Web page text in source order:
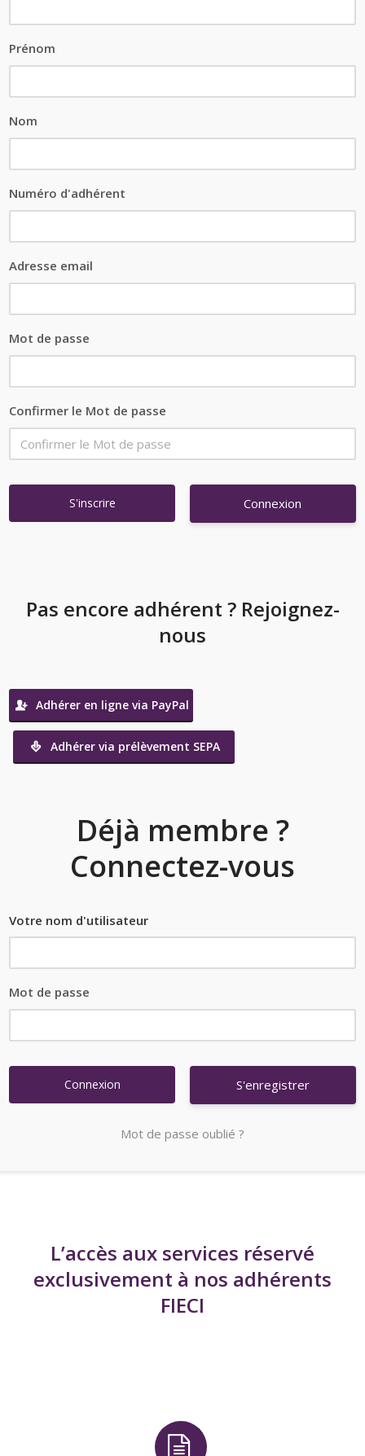
Prénom
Nom
Numéro d'adhérent
Adresse email
Mot de passe
Confirmer le Mot de passe
Connexion
Pas encore adhérent ? Rejoignez-
nous
Adhérer en ligne via PayPal
Adhérer via prélèvement SEPA
Déjà membre ?
Connectez-vous
Nom d'utilisateur ou e-mail
Mot de passe
S'enregistrer
Mot de passe oublié ?
L’accès aux services réservé
exclusivement à nos adhérents
FIECI